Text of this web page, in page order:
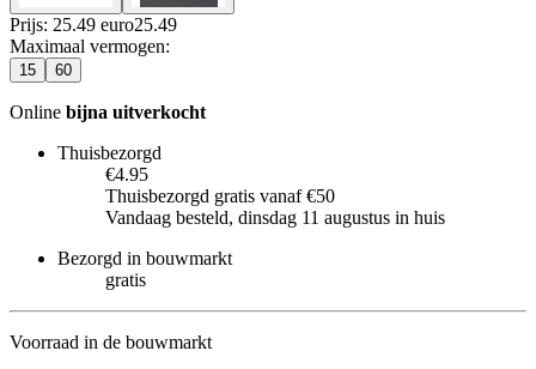
Prijs: 25.49 euro25.49
Maximaal vermogen:
15 60
Online bijna uitverkocht
Thuisbezorgd
€4.95
Thuisbezorgd gratis vanaf €50
Vandaag besteld, dinsdag 11 augustus in huis
Bezorgd in bouwmarkt
gratis
Voorraad in de bouwmarkt